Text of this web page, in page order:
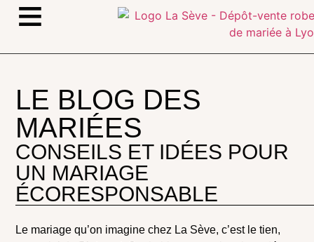
≡
LE BLOG DES
MARIÉES
CONSEILS ET IDÉES POUR
UN MARIAGE
ÉCORESPONSABLE
Le mariage qu’on imagine chez La Sève, c’est le tien,